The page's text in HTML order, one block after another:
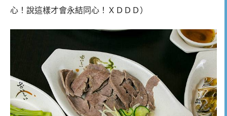
心！說這樣才會永結同心！ＸＤＤＤ）